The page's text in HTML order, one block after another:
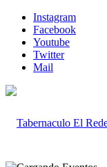
Instagram
Facebook
Youtube
Twitter
Mail